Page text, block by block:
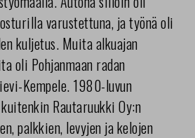
varustettuna, ja työnä oli
kuljetus. Muita alkuajan
oli Pohjanmaan radan
Kempele. 1980-luvun
Rautaruukki Oy:n
palkkien, levyjen ja kelojen